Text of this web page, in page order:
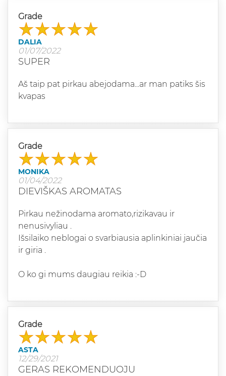
Grade
DALIA
01/07/2022
SUPER
Aš taip pat pirkau abejodama...ar man patiks šis
kvapas
Grade
MONIKA
01/04/2022
DIEVIŠKAS AROMATAS
Pirkau nežinodama aromato,rizikavau ir
nenusivyliau .
Išsilaiko neblogai o svarbiausia aplinkiniai jaučia
ir giria .
O ko gi mums daugiau reikia :-D
Grade
ASTA
12/29/2021
GERAS REKOMENDUOJU